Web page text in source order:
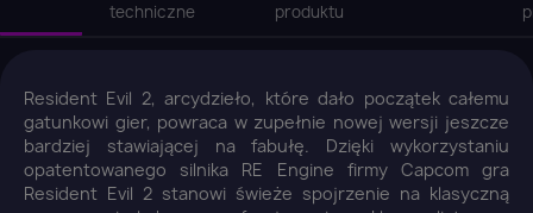
techniczne
produktu
Resident Evil 2, arcydzieło, które dało początek całemu
gatunkowi gier, powraca w zupełnie nowej wersji jeszcze
bardziej stawiającej na fabułę. Dzięki wykorzystaniu
opatentowanego silnika RE Engine firmy Capcom gra
Resident Evil 2 stanowi świeże spojrzenie na klasyczną